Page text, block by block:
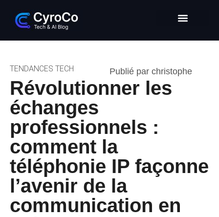
TENDANCES TECH Publié par christophe
Révolutionner les
échanges
professionnels :
comment la
téléphonie IP façonne
l’avenir de la
communication en